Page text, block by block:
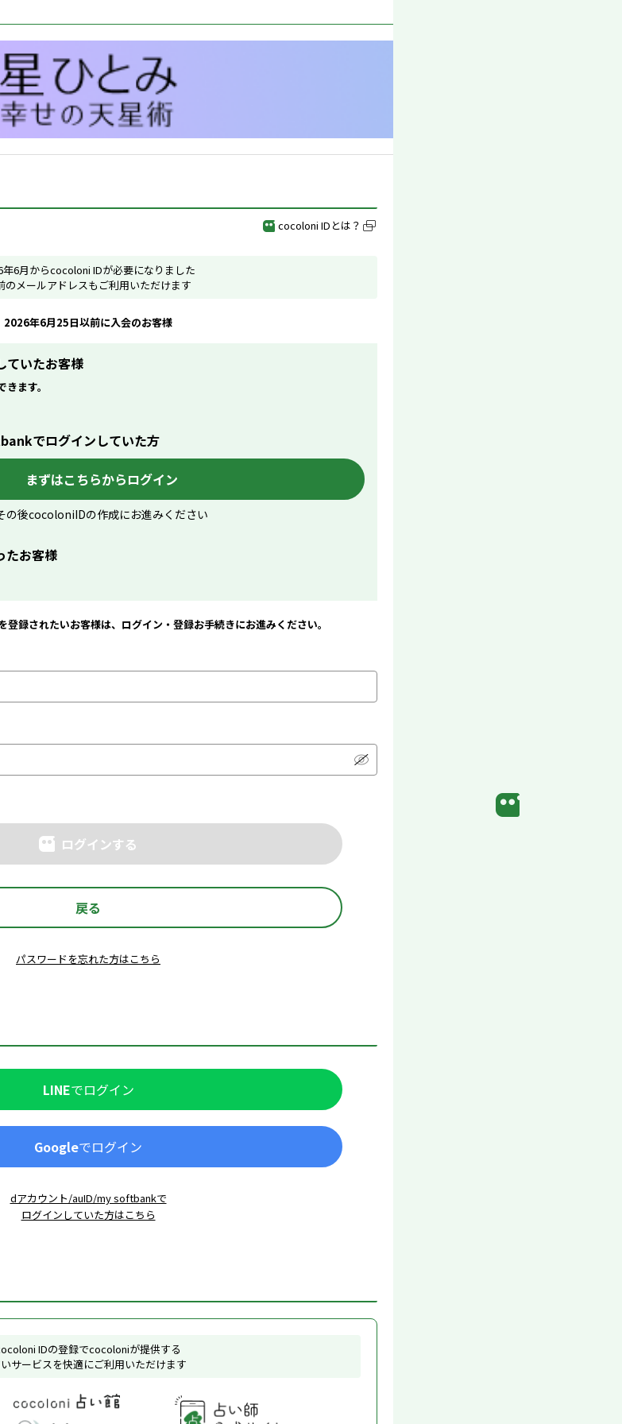
cocoloni IDとは？
年6月からcocoloni IDが必要になりました
のメールアドレスもご利用いただけます
2026年6月25日以前に入会のお客様
ていたお客様
ます。
でログインしていた方
まずはこちらからログイン
の後cocoloniIDの作成にお進みください
たお客様
録されたいお客様は、ログイン・登録お手続きにお進みください。
ログインする
戻る
パスワードを忘れた方はこちら
LINEでログイン
Googleでログイン
dアカウント/auID/my softbankで
ログインしていた方はこちら
IDの登録でcocoloniが提供する
サービスを快適にご利用いただけます